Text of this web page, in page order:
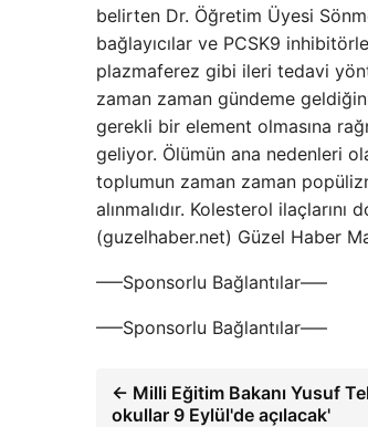
belirten Dr. Öğretim Üyesi
bağlayıcılar ve PCSK9
plazmaferez gibi ileri tedavi
zaman zaman gündeme
gerekli bir element olmasına
geliyor. Ölümün ana nedenleri
toplumun zaman zaman
alınmalıdır. Kolesterol ilaçlarını
(guzelhaber.net) Güzel Haber
—–Sponsorlu Bağlantılar—–
—–Sponsorlu Bağlantılar—–
← Milli Eğitim Bakanı Yusuf
okullar 9 Eylül'de açılacak'